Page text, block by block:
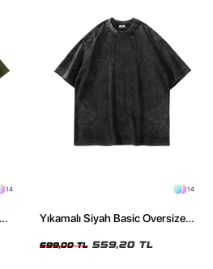
14 14
Yıkamalı Siyah Basic Oversize
699,00 TL 559,20 TL